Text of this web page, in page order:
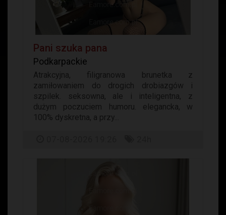
Pani szuka pana
Podkarpackie
Atrakcyjna, filigranowa brunetka z
zamiłowaniem do drogich drobiazgów i
szpilek. seksowna, ale i inteligentna, z
dużym poczuciem humoru. elegancka, w
100% dyskretna, a przy...